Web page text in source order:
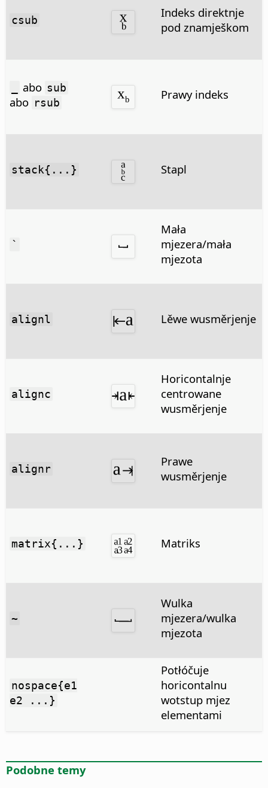
csub
Indeks direktnje
pod znamješkom
abo sub
abo rsub
Prawy indeks
stack{...} Stapl
`
Mała
mjezera/mała
mjezota
alignl Lěwe wusměrjenje
alignc
Horicontalnje
centrowane
wusměrjenje
alignr
Prawe
wusměrjenje
matrix{...} Matriks
~
Wulka
mjezera/wulka
mjezota
nospace{e1
e2 ...}
Potłóčuje
horicontalnu
wotstup mjez
elementami
Podobne temy